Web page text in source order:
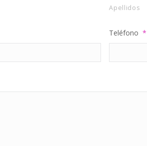
Apellidos
Teléfono *